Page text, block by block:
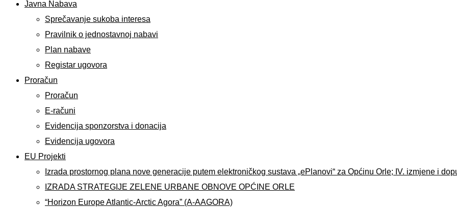
Javna Nabava
Sprečavanje sukoba interesa
Pravilnik o jednostavnoj nabavi
Plan nabave
Registar ugovora
Proračun
Proračun
E-računi
Evidencija sponzorstva i donacija
Evidencija ugovora
EU Projekti
Izrada prostornog plana nove generacije putem elektroničkog sustava „ePlanovi“ za Općinu Orle; IV. izmjene i
IZRADA STRATEGIJE ZELENE URBANE OBNOVE OPĆINE ORLE
“Horizon Europe Atlantic-Arctic Agora” (A-AAGORA)